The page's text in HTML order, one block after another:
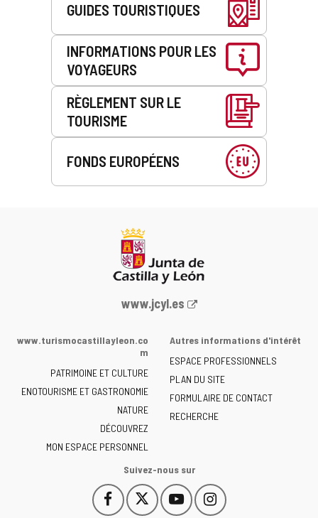
GUIDES TOURISTIQUES
INFORMATIONS POUR LES
VOYAGEURS
RÈGLEMENT SUR LE
TOURISME
FONDS EUROPÉENS
Portail
la
de
Castilla
y
León
-
www.jcyl.es
www.turismocastillayleon.co
m
PATRIMOINE ET CULTURE
ENOTOURISME ET GASTRONOMIE
NATURE
DÉCOUVREZ
MON ESPACE PERSONNEL
Autres informations d'intérêt
ESPACE PROFESSIONNELS
PLAN DU SITE
FORMULAIRE DE CONTACT
RECHERCHE
Suivez-nous sur
Facebook
Este
Este
YouTube
Este
Instagram
Este